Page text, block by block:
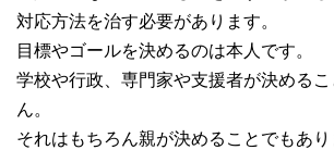
対応方法を治す必要があります。
目標やゴールを決めるのは本人です。
学校や行政、専門家や支援者が決める
ん。
それはもちろん親が決めることでもあり